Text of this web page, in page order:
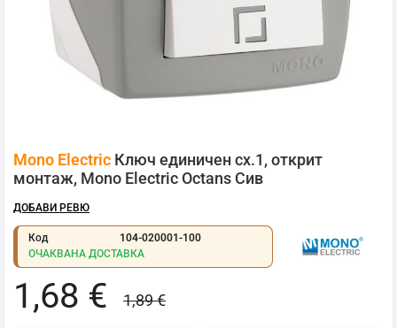
към
началото
галерия
снимки
Mono Electric Ключ единичен сх.1, открит
монтаж, Mono Electric Octans Сив
ДОБАВИ РЕВЮ
Код
104-020001-100
ОЧАКВАНА ДОСТАВКА
1,68 € 1,89 €